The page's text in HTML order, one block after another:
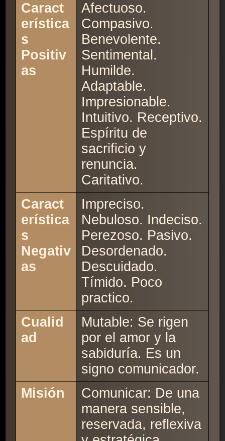
Caract
erística
s
Positiv
as
Afectuoso.
Compasivo.
Benevolente.
Sentimental.
Humilde.
Adaptable.
Impresionable.
Intuitivo. Receptivo.
Espíritu de
sacrificio y
renuncia.
Caritativo.
Caract
erística
s
Negativ
as
Impreciso.
Nebuloso. Indeciso.
Perezoso. Pasivo.
Desordenado.
Descuidado.
Tímido. Poco
practico.
Cualid
ad
Mutable: Se rigen
por el amor y la
sabiduría. Es un
signo comunicador.
Misión
Comunicar: De una
manera sensible,
reservada, reflexiva